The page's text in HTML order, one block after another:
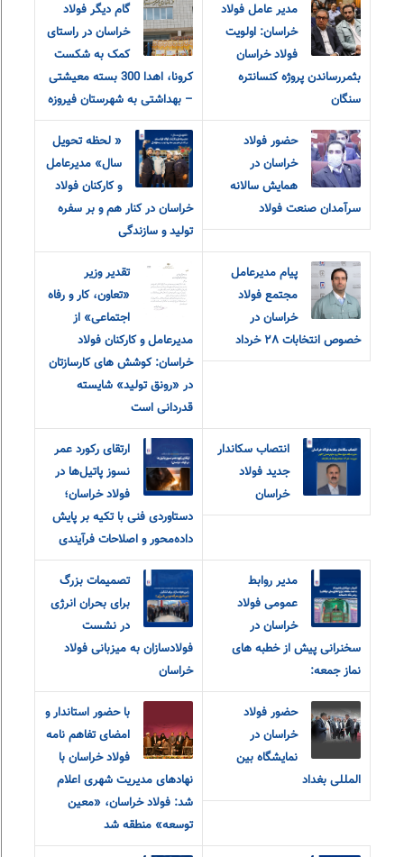
مدیر عامل فولاد
خراسان: اولویت
فولاد خراسان
بثمررساندن پروژه کنسانتره
سنگان
گام دیگر فولاد
خراسان در راستای
کمک به شکست
کرونا، اهدا 300 بسته معیشتی
– بهداشتی به شهرستان فیروزه
حضور فولاد
خراسان در
همایش سالانه
سرآمدان صنعت فولاد
« لحظه تحویل
سال» مدیرعامل
و‌ کارکنان فولاد
خراسان در کنار هم و بر سفره
تولید و سازندگی
پیام مدیرعامل
مجتمع فولاد
خراسان در
خصوص انتخابات ٢٨ خرداد
تقدیر وزیر
«تعاون، کار و رفاه
اجتماعی» از
مدیرعامل و کارکنان فولاد
خراسان: کوشش های کارسازتان
در «رونق تولید» شایسته
قدردانی است
انتصاب سکاندار
جدید فولاد
خراسان
ارتقای رکورد عمر
نسوز پاتیل‌ها در
فولاد خراسان؛
دستاوردی فنی با تکیه بر پایش
داده‌محور و اصلاحات فرآیندی
مدیر روابط
عمومی فولاد
خراسان در
سخنرانی پیش از خطبه های
نماز جمعه:
تصمیمات بزرگ
برای بحران انرژی
در نشست
فولادسازان به میزبانی فولاد
خراسان
حضور فولاد
خراسان در
نمایشگاه بین
المللی بغداد
با حضور استاندار و
امضای تفاهم نامه
فولاد خراسان با
نهادهای مدیریت شهری اعلام
شد: فولاد خراسان، «معین
توسعه» منطقه شد